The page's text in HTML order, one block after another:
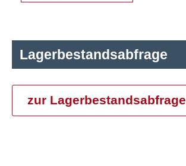
Lagerbestandsabfrage
zur Lagerbestandsabfrage